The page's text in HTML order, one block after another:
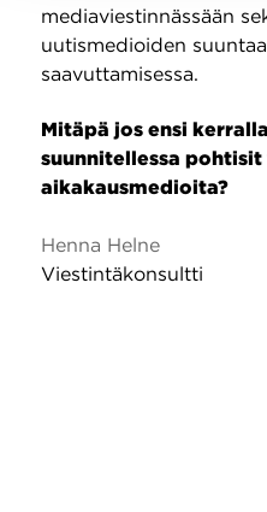
mediaviestinnässään
uutismedioiden
saavuttamisessa.
Mitäpä jos ensi
suunnitellessa
aikakausmedioita?
Henna Helne
Viestintäkonsultti